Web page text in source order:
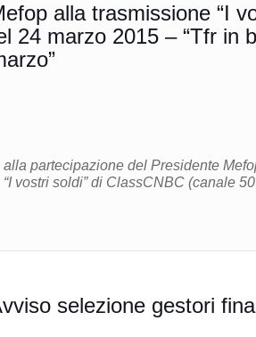
alla trasmissione “I
24 marzo 2015 – “Tfr in
marzo”
partecipazione del Presidente
vostri soldi” di ClassCNBC (canale
selezione gestori